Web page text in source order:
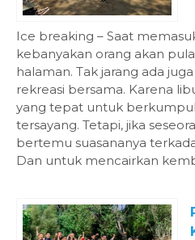
Ice breaking – Saat
kebanyakan orang akan
halaman. Tak jarang ada
rekreasi bersama. Karena
yang tepat untuk
tersayang. Tetapi, jika
bertemu suasananya
Dan untuk mencairkan